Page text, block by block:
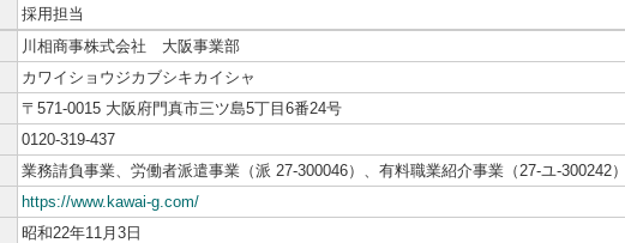
採用担当
川相商事株式会社 大阪事業部
カワイショウジカブシキカイシャ
〒571-0015 大阪府門真市三ツ島5丁目6番24号
0120-319-437
業務請負事業、労働者派遣事業（派 27-300046）、有料職業紹介事業（27-ユ-300242）
https://www.kawai-g.com/
昭和22年11月3日